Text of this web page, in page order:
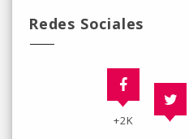
Redes Sociales
+2K